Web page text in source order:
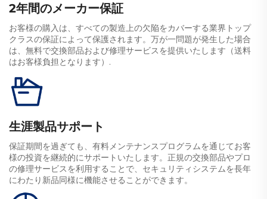
2年間のメーカー保証
お客様の購入は、すべての製造上の欠陥をカバーする業界トップ
クラスの保証によって保護されます。万が一問題が発生した場合
は、無料で交換部品および修理サービスを提供いたします（送料
はお客様負担となります）.
生涯製品サポート
保証期間を過ぎても、有料メンテナンスプログラムを通じてお客
様の投資を継続的にサポートいたします。正規の交換部品やプロ
の修理サービスを利用することで、セキュリティシステムを長年
にわたり新品同様に機能させることができます。